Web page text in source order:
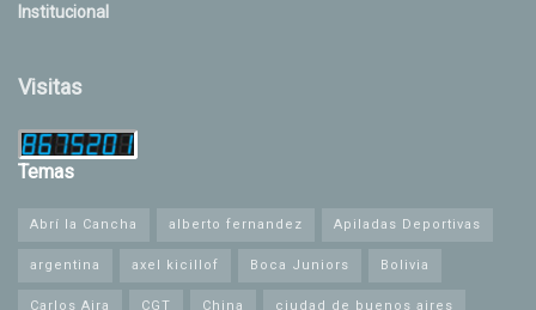
Institucional
Visitas
Temas
Abrí la Cancha alberto fernandez Apiladas Deportivas
argentina axel kicillof Boca Juniors Bolivia
Carlos Aira CGT China ciudad de buenos aires